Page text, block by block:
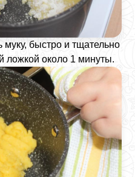
муку, быстро и тщательно
около 1 минуты.